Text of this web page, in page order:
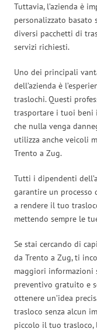
Tuttavia, l’azienda è
personalizzato basato
diversi pacchetti di
servizi richiesti.
Uno dei principali
dell’azienda è
traslochi. Questi
trasportare i tuoi beni
che nulla venga
utilizza anche veicoli
Trento a Zug.
Tutti i dipendenti
garantire un processo
a rendere il tuo
mettendo sempre le
Se stai cercando di
da Trento a Zug, ti
maggiori informazioni
preventivo gratuito e
ottenere un’idea
trasloco senza alcun
piccolo il tuo trasloco,